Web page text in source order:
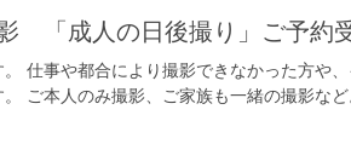
影 「成人の日後撮り」ご予約
仕事や都合により撮影できなかった方や
ご本人のみ撮影、ご家族も一緒の撮影な